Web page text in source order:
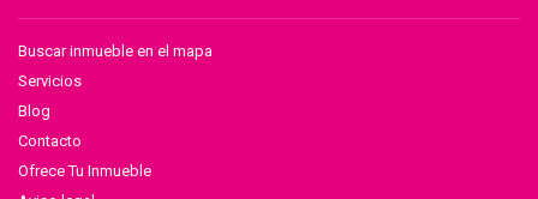
Buscar inmueble en el mapa
Servicios
Blog
Contacto
Ofrece Tu Inmueble